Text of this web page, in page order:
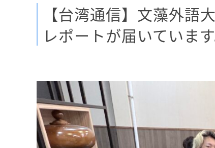
【台湾通信】文藻外語
レポートが届いています